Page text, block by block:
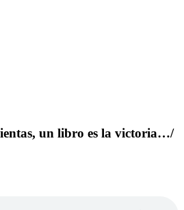
un libro es la victoria…/